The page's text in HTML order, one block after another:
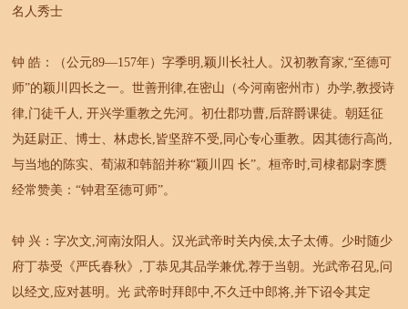
名人秀士
钟 皓：（公元89—157年）字季明,颖川长社人。汉初教育家,“至德可
师”的颖川四长之一。世善刑律,在密山（今河南密州市）办学,教授诗
律,门徒千人, 开兴学重教之先河。初仕郡功曹,后辞爵课徒。朝廷征
为廷尉正、博士、林虑长,皆坚辞不受,同心专心重教。因其德行高尚,
与当地的陈实、荀淑和韩韶并称“颖川四 长”。桓帝时,司棣都尉李赝
经常赞美：“钟君至德可师”。
钟 兴：字次文,河南汝阳人。汉光武帝时关内侯,太子太傅。少时随少
府丁恭受《严氏春秋》,丁恭见其品学兼优,荐于当朝。光武帝召见,问
以经文,应对甚明。光 武帝时拜郎中,不久迁中郎将,并下诏令其定